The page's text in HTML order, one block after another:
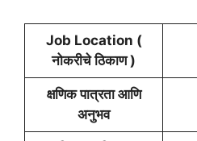
Job Location (
नोकरीचे ठिकाण )
क्षणिक पात्रता आणि
अनुभव